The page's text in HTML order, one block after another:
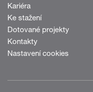
Kariéra
Ke stažení
Dotované projekty
Kontakty
Nastavení cookies